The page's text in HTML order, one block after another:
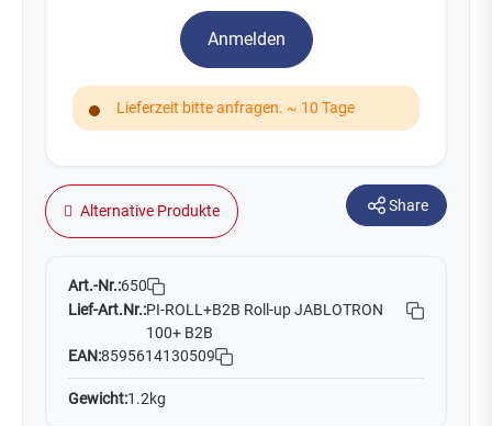
Anmelden
Lieferzeit bitte anfragen. ~ 10 Tage
Alternative Produkte Share
Art.-Nr.:650
Lief-Art.Nr.:PI-ROLL+B2B Roll-up JABLOTRON
100+ B2B
EAN:8595614130509
Gewicht:1.2kg